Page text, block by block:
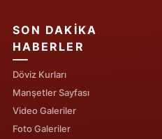
Karabük
Kilis
Osmaniye
Düzce
SON DAKIKA
HABERLER
Döviz Kurları
Manşetler Sayfası
Video Galeriler
Foto Galeriler